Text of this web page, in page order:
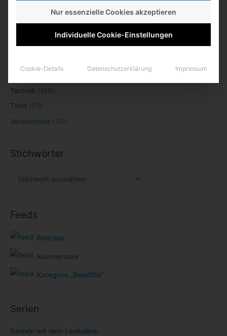
Kultur(147)
Technik
Tinte (73)
Vermischtes (119)
Stichwörter
Feeds
Beiträge
Kommentare
Kategorie „Bleistifte“
Serien
Basteln mit dem Lexikaliker
Nur essenzielle Cookies akzeptieren
Individuelle Cookie-Einstellungen
Cookie-Details Datenschutzerklärung Impressum